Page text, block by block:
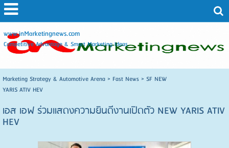
www.inMarketingnews.com
Competitive Advantage & Smart Marketing Ideas
Marketing Strategy & Automotive Arena> Fast News> SF NEW
YARIS ATIV HEV
เอส เอฟ ร่วมแสดงความยินดีงานเปิดตัว NEW YARIS ATIV
HEV